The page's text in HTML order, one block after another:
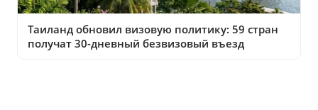
Таиланд обновил визовую политику: 59 стран
получат 30-дневный безвизовый въезд